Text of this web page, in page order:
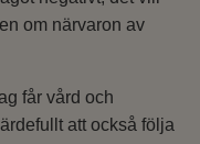
om närvaron av
får vård och
att också följa